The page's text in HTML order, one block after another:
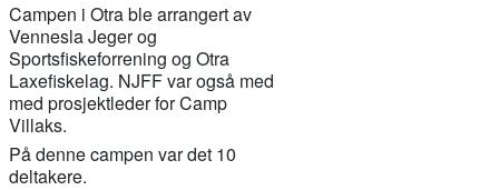
Campen i Otra ble arrangert av
Vennesla Jeger og
Sportsfiskeforrening og Otra
Laxefiskelag. NJFF var også med
med prosjektleder for Camp
Villaks.
På denne campen var det 10
deltakere.